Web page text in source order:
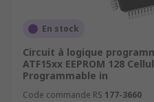
Comment les FPGA
CPLD ?
FPGA est l'acronyme de
Array (réseau de porte
terrain). Les FPGA sont de
En stock
Circuit à logique
ATF15xx EEPROM 128
Programmable in
Code commande RS 177-3660